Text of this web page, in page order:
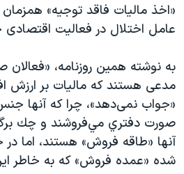
حقوق شهروندی
علم و فناوری
اسرائیل در جنگ
گالری عکس
آرشیو پخش زنده
انتخابات ریاست جمهوری آمریکا ۲۰۲۴
رمز مهسا
ورزش زنان در ایران
اعتراضات زن، زندگی، آزادی
مجموعه مستندهای دادخواهی
تریبونال مردمی آبان ۹۸
زبانهای مختلف
«اخذ مالیات فاقد توجیه» همزمان
عامل اختلال در فعالیت اقتصادی
به نوشته همین روزنامه، «فعالان
مدعی هستند که ماليات بر ارزش
«جواب نمی‌دهد»، چرا كه آنها
صورت دفتري مي‌فروشند و چك
آنها «طاقه فروش» هستند، اما
شده «عمده فروش» که به خاطر